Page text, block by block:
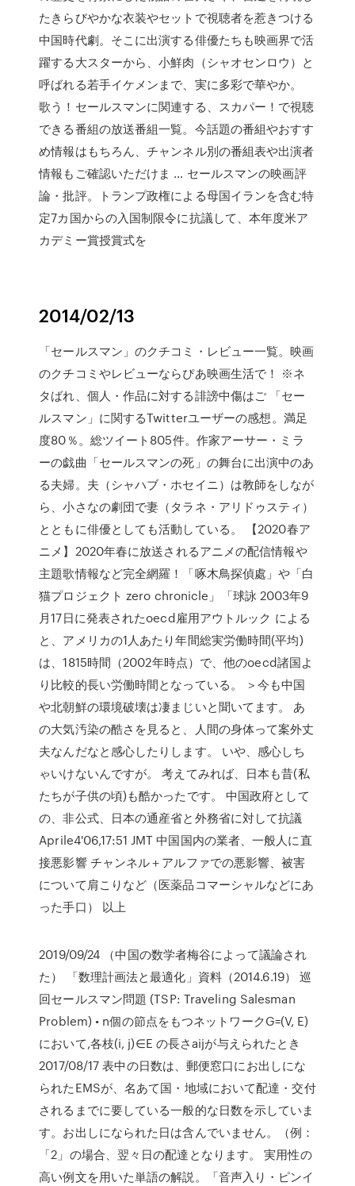
たきらびやかな衣装やセットで視聴者を惹きつける
中国時代劇。そこに出演する俳優たちも映画界で活
躍する大スターから、小鮮肉（シャオセンロウ）と
呼ばれる若手イケメンまで、実に多彩で華やか。
歌う！セールスマンに関連する、スカパー！で視聴
できる番組の放送番組一覧。今話題の番組やおすす
め情報はもちろん、チャンネル別の番組表や出演者
情報もご確認いただけま … セールスマンの映画評
論・批評。トランプ政権による母国イランを含む特
定7カ国からの入国制限令に抗議して、本年度米ア
カデミー賞授賞式を
2014/02/13
「セールスマン」のクチコミ・レビュー一覧。映画
のクチコミやレビューならぴあ映画生活で！ ※ネ
タばれ、個人・作品に対する誹謗中傷はご 「セー
ルスマン」に関するTwitterユーザーの感想。満足
度80％。総ツイート805件。作家アーサー・ミラ
ーの戯曲「セールスマンの死」の舞台に出演中のあ
る夫婦。夫（シャハブ・ホセイニ）は教師をしなが
ら、小さなの劇団で妻（タラネ・アリドゥスティ）
とともに俳優としても活動している。 【2020春ア
ニメ】2020年春に放送されるアニメの配信情報や
主題歌情報など完全網羅！「啄木鳥探偵處」や「白
猫プロジェクト zero chronicle」「球詠 2003年9
月17日に発表されたoecd雇用アウトルック による
と、アメリカの1人あたり年間総実労働時間(平均)
は、1815時間（2002年時点）で、他のoecd諸国よ
り比較的長い労働時間となっている。 ＞今も中国
や北朝鮮の環境破壊は凄まじいと聞いてます。 あ
の大気汚染の酷さを見ると、人間の身体って案外丈
夫なんだなと感心したりします。 いや、感心しち
ゃいけないんですが。 考えてみれば、日本も昔(私
たちが子供の頃)も酷かったです。 中国政府として
の、非公式、日本の通産省と外務省に対して抗議
Aprile4'06,17:51 JMT 中国国内の業者、一般人に直
接悪影響 チャンネル＋アルファでの悪影響、被害
について肩こりなど（医薬品コマーシャルなどにあ
った手口） 以上
2019/09/24 （中国の数学者梅谷によって議論され
た） 「数理計画法と最適化」資料（2014.6.19） 巡
回セールスマン問題 (TSP: Traveling Salesman
Problem) • n個の節点をもつネットワークG=(V, E)
において,各枝(i, j)∈E の長さaijが与えられたとき
2017/08/17 表中の日数は、郵便窓口にお出しにな
られたEMSが、名あて国・地域において配達・交付
されるまでに要している一般的な日数を示していま
す。お出しになられた日は含んでいません。（例：
「2」の場合、翌々日の配達となります。 実用性の
高い例文を用いた単語の解説。「音声入り・ピンイ